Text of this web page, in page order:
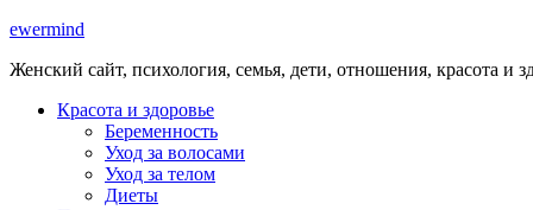
ewermind
Женский сайт, психология, семья, дети, отношения, красота и
Красота и здоровье
Беременность
Уход за волосами
Уход за телом
Диеты